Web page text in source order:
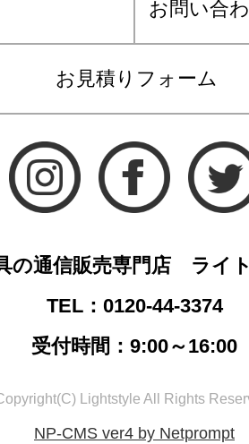
お問い合
お見積りフォーム
の通信販売専門店 ライ
TEL：0120-44-3374
受付時間：9:00～16:00
Lightstyle All Rights
NP-CMS ver4 by Netprompt